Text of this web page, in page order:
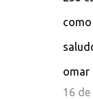
omar
16 de